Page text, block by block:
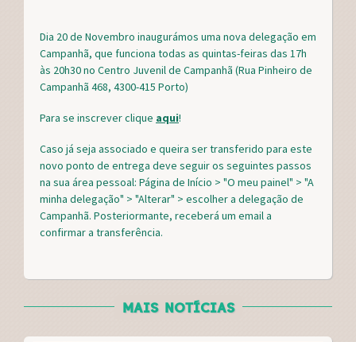
b
o
o
t
e
r
e
r
e
e
Dia 20 de Novembro inaugurámos uma nova delegação em
Campanhã, que funciona todas as quintas-feiras das 17h
às 20h30 no Centro Juvenil de Campanhã (Rua Pinheiro de
Campanhã 468, 4300-415 Porto)
Para se inscrever clique aqui!
Caso já seja associado e queira ser transferido para este
novo ponto de entrega deve seguir os seguintes passos
na sua área pessoal: Página de Início > "O meu painel" > "A
minha delegação" > "Alterar" > escolher a delegação de
Campanhã. Posteriormante, receberá um email a
confirmar a transferência.
MAIS NOTÍCIAS